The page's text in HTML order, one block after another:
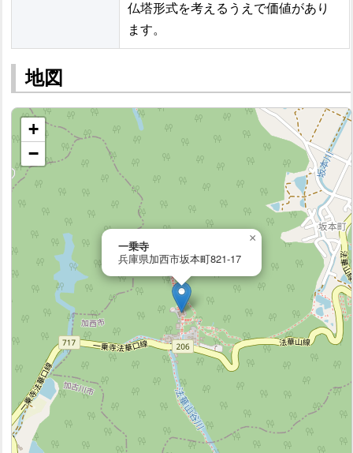
仏塔形式を考えるうえで価値があり
ます。
地図
一乗寺
兵庫県加西市坂本町821-17
×
+
−